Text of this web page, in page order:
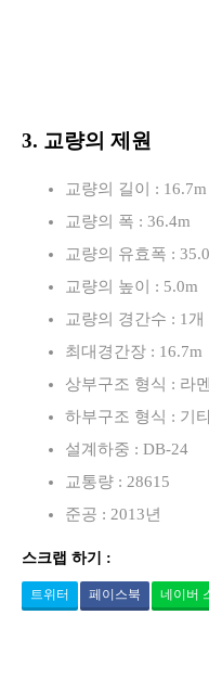
3. 교량의 제원
교량의 길이 : 16.7m
교량의 폭 : 36.4m
교량의 유효폭 :
교량의 높이 : 5.0m
교량의 경간수 : 1개
최대경간장 : 16.7m
상부구조 형식 : 라
하부구조 형식 : 기
설계하중 : DB-24
교통량 : 28615
준공 : 2013년
스크랩 하기 :
트위터 페이스북 네이버